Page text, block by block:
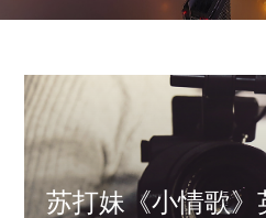
苏打妹《小情歌